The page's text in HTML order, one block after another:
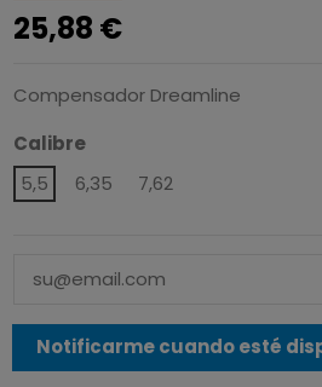
25,88 €
Compensador Dreamline
Calibre
5,5
6,35 7,62